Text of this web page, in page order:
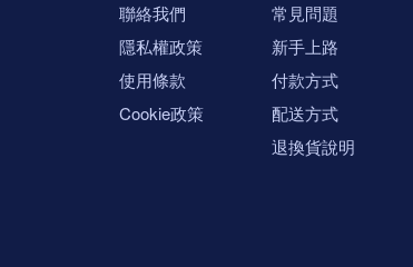
聯絡我們
隱私權政策
使用條款
Cookie政策
常見問題
新手上路
付款方式
配送方式
退換貨說明